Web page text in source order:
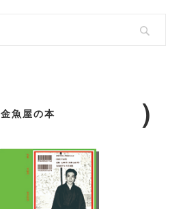
金魚屋の本